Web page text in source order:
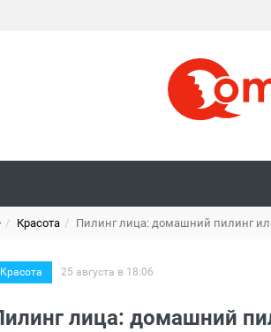
Красота Пилинг лица: домашний пилинг
Красота 25 августа в 18:06
лица: домашний